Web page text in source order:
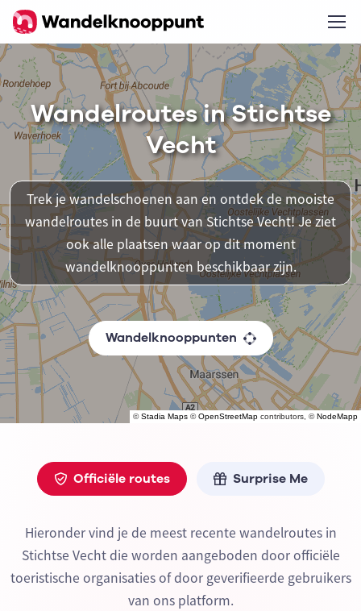
©Stadia Maps ©OpenStreetMap contributors, ©NodeMapp
Wandelroutes in Stichtse
Vecht
Trek je wandelschoenen aan en ontdek de mooiste
wandelroutes in de buurt van Stichtse Vecht! Je ziet
ook alle plaatsen waar op dit moment
wandelknooppunten beschikbaar zijn.
Wandelknooppunten
Officiële routes Surprise Me
Hieronder vind je de meest recente wandelroutes in
Stichtse Vecht die worden aangeboden door officiële
toeristische organisaties of door geverifieerde gebruikers
van ons platform.